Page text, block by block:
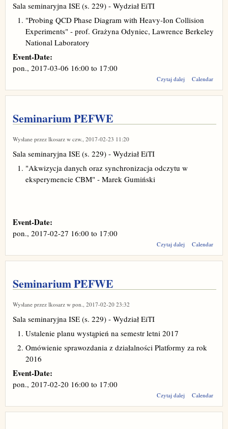
Sala seminaryjna ISE (s. 229) - Wydział EiTI
"Probing QCD Phase Diagram with Heavy-Ion Collision
Experiments" - prof. Grażyna Odyniec, Lawrence Berkeley
National Laboratory
Event-Date:
pon., 2017-03-06 16:00 to 17:00
Czytaj dalej wpis
PEFWE
Calendar
Seminarium PEFWE
Wysłane przez lkosarz w czw., 2017-02-23 11:20
Sala seminaryjna ISE (s. 229) - Wydział EiTI
"Akwizycja danych oraz synchronizacja odczytu w
eksperymencie CBM" - Marek Gumiński
Event-Date:
pon., 2017-02-27 16:00 to 17:00
Czytaj dalej wpis
PEFWE
Calendar
Seminarium PEFWE
Wysłane przez lkosarz w pon., 2017-02-20 23:32
Sala seminaryjna ISE (s. 229) - Wydział EiTI
Ustalenie planu wystąpień na semestr letni 2017
Omówienie sprawozdania z działalności Platformy za rok
2016
Event-Date:
pon., 2017-02-20 16:00 to 17:00
Czytaj dalej wpis
PEFWE
Calendar